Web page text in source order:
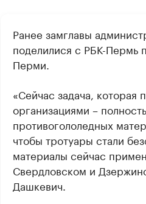
Ранее замглавы
поделилися с РБК-Пермь
Перми.
«Сейчас задача,
организациями –
противогололедных
чтобы тротуары стали
материалы сейчас
Свердловском и
Дашкевич.